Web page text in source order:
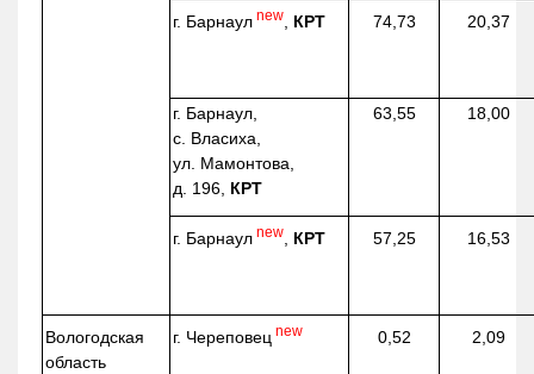
г. Барнаул new КРТ 74,73 20,37
г. Барнаул,
с. Власиха,
ул. Мамонтова,
д. 196, КРТ
63,55 18,00
г. Барнаул new КРТ 57,25 16,53
Вологодская
область
г. Череповец new 0,52 2,09